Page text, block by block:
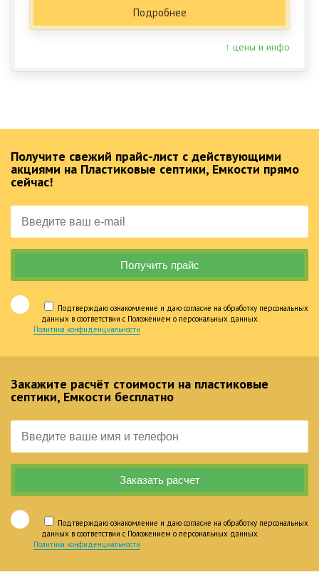
Подробнее
↑ цены и инфо
Получите свежий прайс-лист с действующими
акциями на Пластиковые септики, Емкости прямо
сейчас!
Подтверждаю ознакомление и даю согласие на обработку персональных
данных в соответствии с Положением о персональных данных.
Политика конфиденциальности
Закажите расчёт стоимости на пластиковые
септики, Емкости бесплатно
Подтверждаю ознакомление и даю согласие на обработку персональных
данных в соответствии с Положением о персональных данных.
Политика конфиденциальности